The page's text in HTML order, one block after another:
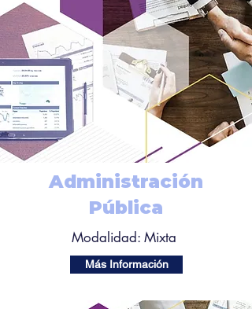
Administración
Pública
Modalidad: Mixta
Más Información